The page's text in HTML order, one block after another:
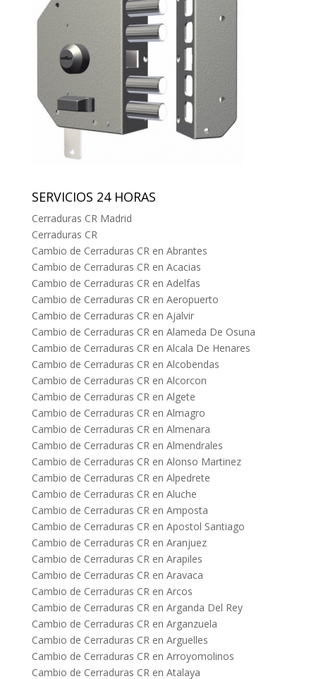
SERVICIOS 24 HORAS
Cerraduras CR Madrid
Cerraduras CR
Cambio de Cerraduras CR en Abrantes
Cambio de Cerraduras CR en Acacias
Cambio de Cerraduras CR en Adelfas
Cambio de Cerraduras CR en Aeropuerto
Cambio de Cerraduras CR en Ajalvir
Cambio de Cerraduras CR en Alameda De Osuna
Cambio de Cerraduras CR en Alcala De Henares
Cambio de Cerraduras CR en Alcobendas
Cambio de Cerraduras CR en Alcorcon
Cambio de Cerraduras CR en Algete
Cambio de Cerraduras CR en Almagro
Cambio de Cerraduras CR en Almenara
Cambio de Cerraduras CR en Almendrales
Cambio de Cerraduras CR en Alonso Martinez
Cambio de Cerraduras CR en Alpedrete
Cambio de Cerraduras CR en Aluche
Cambio de Cerraduras CR en Amposta
Cambio de Cerraduras CR en Apostol Santiago
Cambio de Cerraduras CR en Aranjuez
Cambio de Cerraduras CR en Arapiles
Cambio de Cerraduras CR en Aravaca
Cambio de Cerraduras CR en Arcos
Cambio de Cerraduras CR en Arganda Del Rey
Cambio de Cerraduras CR en Arganzuela
Cambio de Cerraduras CR en Arguelles
Cambio de Cerraduras CR en Arroyomolinos
Cambio de Cerraduras CR en Atalaya